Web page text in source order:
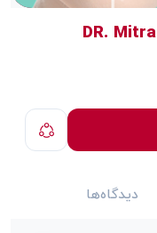
دکتر میترا فرشیدفر | DR. Mitra
دیدگاه‌ها